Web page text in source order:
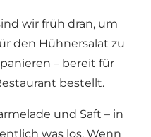
wir früh dran, um
den Hühnersalat zu
– bereit für
bestellt.
und Saft – in
was los. Wenn